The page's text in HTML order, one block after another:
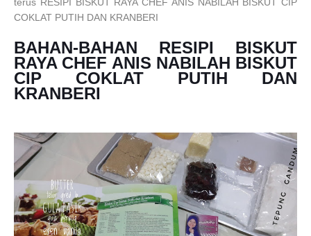
COKLAT PUTIH DAN KRANBERI
BAHAN-BAHAN RESIPI BISKUT
RAYA CHEF ANIS NABILAH BISKUT
CIP COKLAT PUTIH DAN
KRANBERI